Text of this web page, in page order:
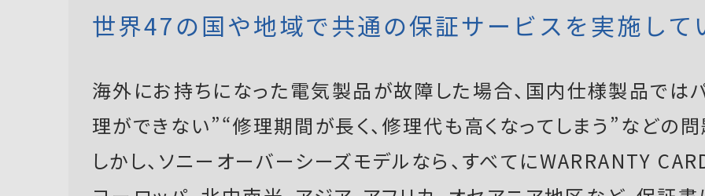
世界47の国や地域で共通の保証サービスを実施して
海外にお持ちになった電気製品が故障した場合、国内仕様製品では
理ができない”“修理期間が長く、修理代も高くなってしまう”などの問
しかし、ソニーオーバーシーズモデルなら、すべてにWARRANTY